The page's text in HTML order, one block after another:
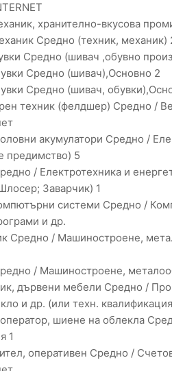
хранително-вкусова
Средно (техник, механик)
Средно (шивач ,обувно
Средно (шивач),Основно 2
Средно (шивач,
техник (фелдшер) Средно /
акумулатори Средно /
предимство) 5
/ Електротехника и
Заварчик) 1
системи Средно /
и др.
Средно / Машиностроене,
/ Машиностроене,
дървени мебели Средно /
и др. (или техн.
шиене на облекла
1
оперативен Средно /